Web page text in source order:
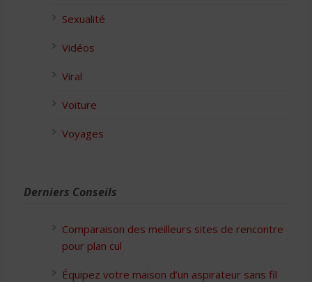
Sexualité
Vidéos
Viral
Voiture
Voyages
Derniers Conseils
Comparaison des meilleurs sites de rencontre
pour plan cul
Équipez votre maison d’un aspirateur sans fil